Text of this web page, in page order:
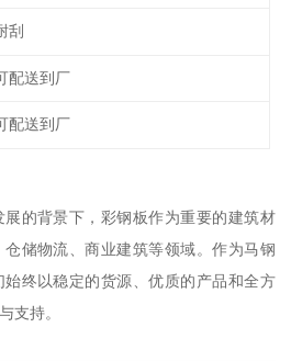
刮
配送到厂
配送到厂
的背景下，彩钢板作为重要的建筑材
储物流、商业建筑等领域。作为马钢
终以稳定的货源、优质的产品和全方
支持。